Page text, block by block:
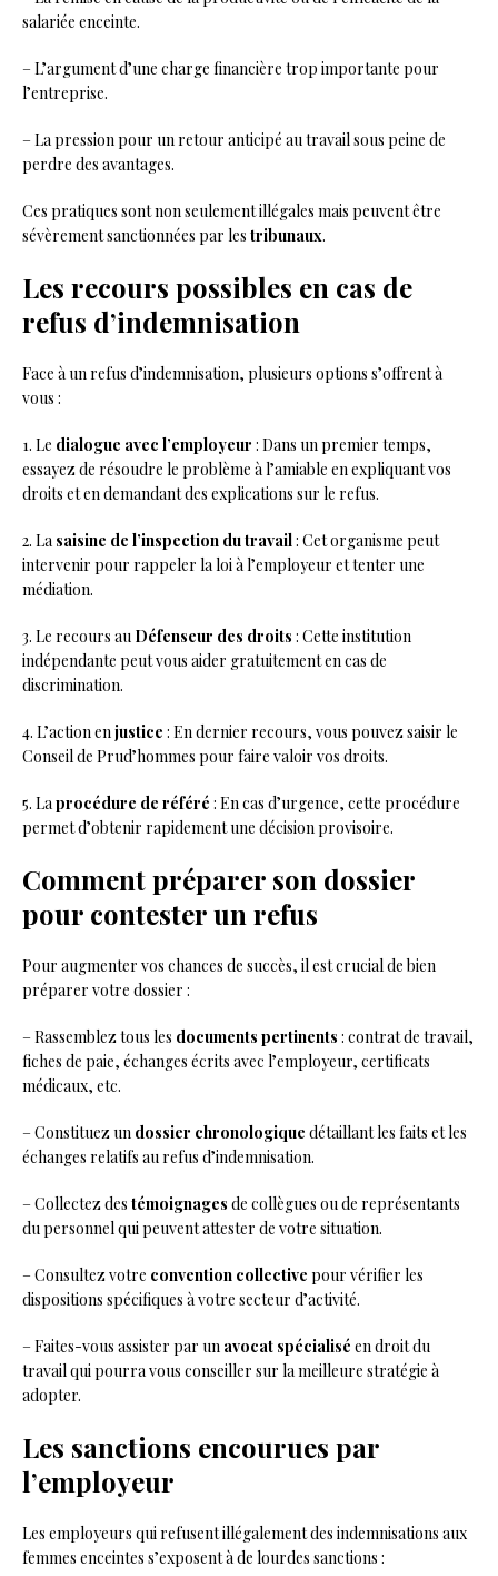
salariée enceinte.
– L’argument d’une charge financière trop importante pour
l’entreprise.
– La pression pour un retour anticipé au travail sous peine de
perdre des avantages.
Ces pratiques sont non seulement illégales mais peuvent être
sévèrement sanctionnées par les tribunaux.
Les recours possibles en cas de
refus d’indemnisation
Face à un refus d’indemnisation, plusieurs options s’offrent à
vous :
1. Le dialogue avec l’employeur : Dans un premier temps,
essayez de résoudre le problème à l’amiable en expliquant vos
droits et en demandant des explications sur le refus.
2. La saisine de l’inspection du travail: Cet organisme peut
intervenir pour rappeler la loi à l’employeur et tenter une
médiation.
3. Le recours au Défenseur des droits : Cette institution
indépendante peut vous aider gratuitement en cas de
discrimination.
4. L’action en justice : En dernier recours, vous pouvez saisir le
Conseil de Prud’hommes pour faire valoir vos droits.
5. La procédure de référé : En cas d’urgence, cette procédure
permet d’obtenir rapidement une décision provisoire.
Comment préparer son dossier
pour contester un refus
Pour augmenter vos chances de succès, il est crucial de bien
préparer votre dossier :
– Rassemblez tous les documents pertinents : contrat de travail,
fiches de paie, échanges écrits avec l’employeur, certificats
médicaux, etc.
– Constituez un dossier chronologique détaillant les faits et les
échanges relatifs au refus d’indemnisation.
– Collectez des témoignages de collègues ou de représentants
du personnel qui peuvent attester de votre situation.
– Consultez votre convention collective pour vérifier les
dispositions spécifiques à votre secteur d’activité.
– Faites-vous assister par un avocat spécialisé en droit du
travail qui pourra vous conseiller sur la meilleure stratégie à
adopter.
Les sanctions encourues par
l’employeur
Les employeurs qui refusent illégalement des indemnisations aux
femmes enceintes s’exposent à de lourdes sanctions :